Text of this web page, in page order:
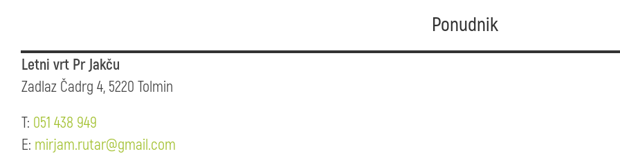
Ponudnik
Letni vrt Pr Jakču
Zadlaz Čadrg 4, 5220 Tolmin
T: 051 438 949
E: mirjam.rutar@gmail.com